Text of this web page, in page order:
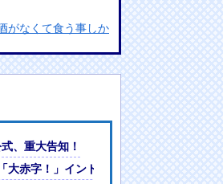
がなくて食う事しか
地へ向かう有名ア
とは報道機関として
策」中国「はい（巨額負債」インドネ
、重大告知！
大赤字！」インドネシア「運営会社の